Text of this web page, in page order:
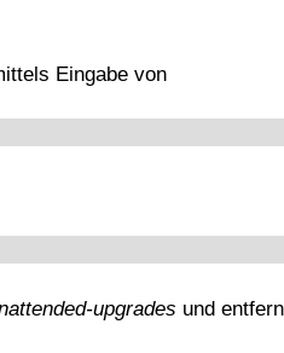
Eingabe von
upgrades und